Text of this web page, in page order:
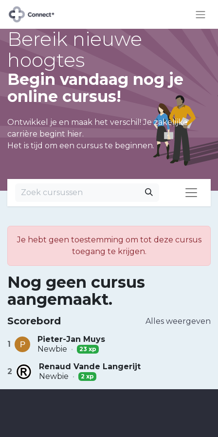
Bereik nieuwe
hoogtes
Begin vandaag nog je
online cursus!
Ontwikkel je en maak het verschil! Je zakelijke
carrière begint hier.
Het is tijd om een cursus te beginnen.
Alles weergeven
Scorebord
1
Pieter-Jan Muys
Newbie • 23 xp
2
Renaud Vande Langerijt
Newbie • 2 xp
Je hebt geen toestemming om tot deze cursus
toegang te krijgen.
Nog geen cursus
aangemaakt.